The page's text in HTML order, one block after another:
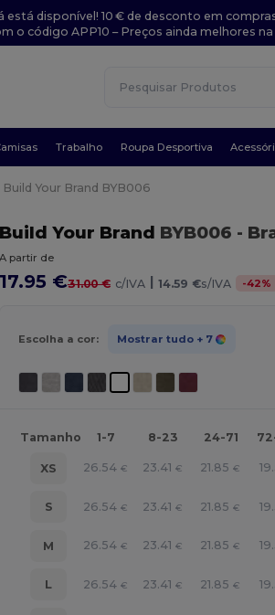
está disponível! 10 € de desconto em
o código APP10 – Preços ainda melhores
Trabalho Roupa Desportiva
Build Your Brand BYB006
Build Your Brand BYB006 -
A partir de
17.95 €31.00 € c/IVA | 14.59 €s/IVA -42%
Escolha a cor: Mostrar tudo + 7
Tamanho 1-7 8-23 24-71
XS 26.54 € 23.41 € 21.85 €
S 26.54 € 23.41 € 21.85 €
M 26.54 € 23.41 € 21.85 €
L 26.54 € 23.41 € 21.85 €